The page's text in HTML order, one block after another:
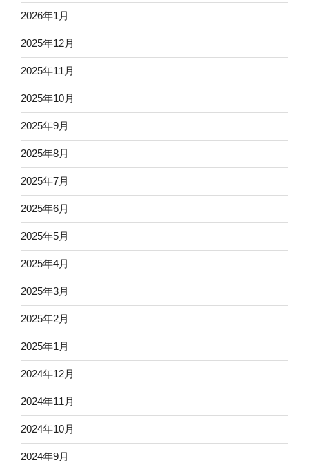
2026年1月
2025年12月
2025年11月
2025年10月
2025年9月
2025年8月
2025年7月
2025年6月
2025年5月
2025年4月
2025年3月
2025年2月
2025年1月
2024年12月
2024年11月
2024年10月
2024年9月